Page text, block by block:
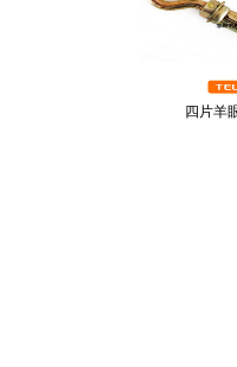
四片羊